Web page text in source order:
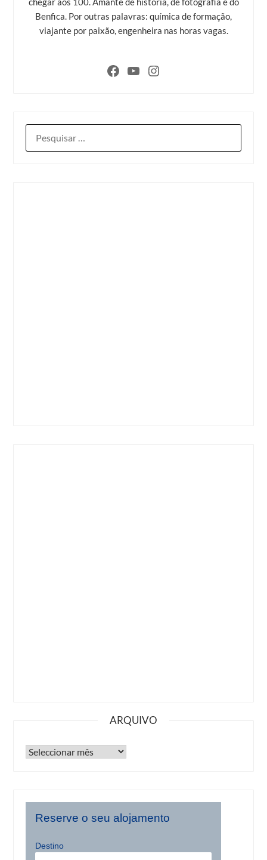
Benfica. Por outras palavras: química de formação,
viajante por paixão, engenheira nas horas vagas.
ARQUIVO
Reserve o seu alojamento
Destino